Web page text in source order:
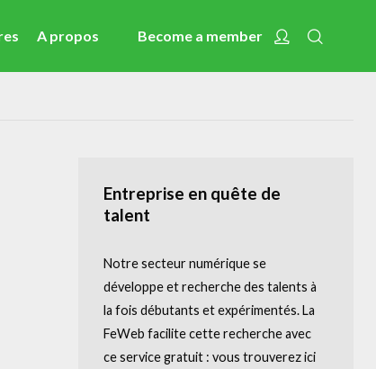
A propos Become a member Account
Entreprise en quête de
talent
Notre secteur numérique se
développe et recherche des talents à
la fois débutants et expérimentés. La
FeWeb facilite cette recherche avec
ce service gratuit : vous trouverez ici
Actualités
Le Toolbox
eXperience Labs
La Legal Line
La HR Line
L'assurance de la FeWeb